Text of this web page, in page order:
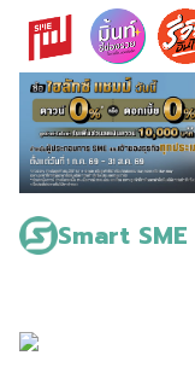
Skip
content
Smart SME
Search
for: